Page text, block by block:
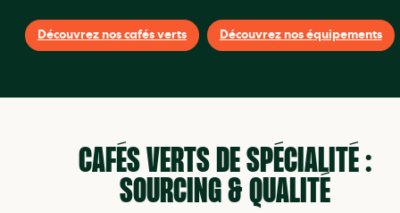
Découvrez nos cafés verts Découvrez nos équipements
CAFÉS VERTS DE SPÉCIALITÉ :
SOURCING & QUALITÉ